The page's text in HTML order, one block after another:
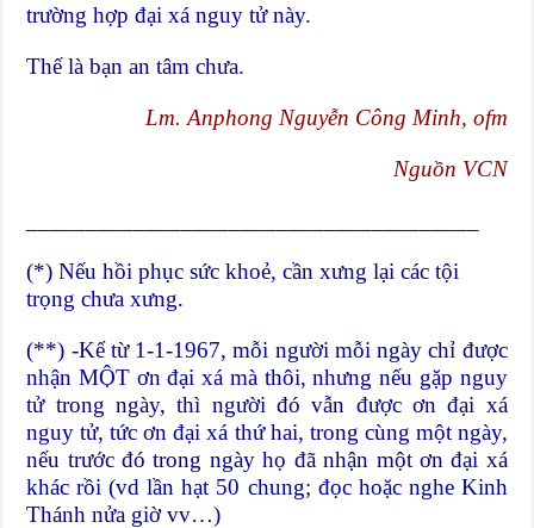
trường hợp đại xá nguy tử này.
Thế là bạn an tâm chưa.
Lm. Anphong Nguyễn Công Minh, ofm
Nguồn VCN
(*) Nếu hồi phục sức khoẻ, cần xưng lại các tội
trọng chưa xưng.
(**) -Kể từ 1-1-1967, mỗi người mỗi ngày chỉ được
nhận MỘT ơn đại xá mà thôi, nhưng nếu gặp nguy
tử trong ngày, thì người đó vẫn được ơn đại xá
nguy tử, tức ơn đại xá thứ hai, trong cùng một ngày,
nếu trước đó trong ngày họ đã nhận một ơn đại xá
khác rồi (vd lần hạt 50 chung; đọc hoặc nghe Kinh
Thánh nửa giờ vv…)